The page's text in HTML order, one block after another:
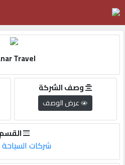
دخول
التسجيل
Travel
وصف الشركة
عرض الوصف
القسم
شركات